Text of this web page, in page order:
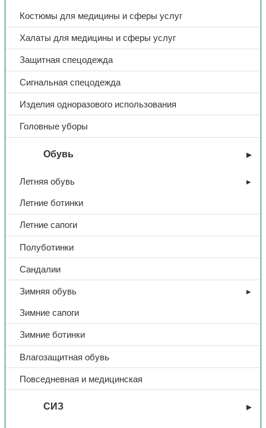
Костюмы для медицины и сферы услуг
Халаты для медицины и сферы услуг
Защитная спецодежда
Сигнальная спецодежда
Изделия одноразового использования
Головные уборы
Обувь
Летняя обувь
Летние ботинки
Летние сапоги
Полуботинки
Сандалии
Зимняя обувь
Зимние сапоги
Зимние ботинки
Влагозащитная обувь
Повседневная и медицинская
СИЗ
В избранное
Категории:Изделия одноразового использования,Спецодежда
Поделиться:
Поделиться в Telegram
Поделиться в
Whatsapp
Поделиться в Ok
Описание
Доп. информация
Предназначены для уменьшения риска распространения
инфекций, а также количество бактерий на полах, где
необходима высокая степень чистоты.
Состав; полиэтилен
Плотность; 0,17 мкм
Тип